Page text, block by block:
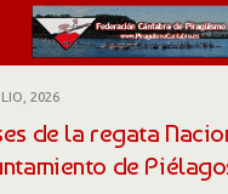
2026
de la regata
de